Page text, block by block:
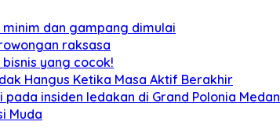
dan gampang dimulai
raksasa
yang cocok!
Hangus Ketika Masa Aktif Berakhir
insiden ledakan di Grand Polonia Medan
Muda